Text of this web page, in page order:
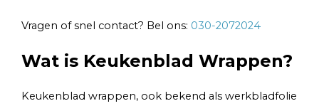
Vragen of snel contact? Bel ons: 030-2072024
Wat is Keukenblad Wrappen?
Keukenblad wrappen, ook bekend als werkbladfolie